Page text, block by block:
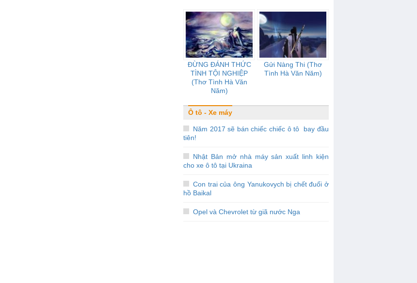
ĐỪNG ĐÁNH THỨC
TÌNH TỘI NGHIỆP
(Thơ Tình Hà Văn
Năm)
Gửi Nàng Thi (Thơ
Tình Hà Văn Năm)
Ô tô - Xe máy
Năm 2017 sẽ bán chiếc chiếc ô tô bay đầu
tiên!
Nhật Bản mở nhà máy sản xuất linh kiện
cho xe ô tô tại Ukraina
Con trai của ông Yanukovych bị chết đuối ở
hồ Baikal
Opel và Chevrolet từ giã nước Nga